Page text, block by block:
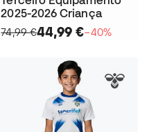
2025-2026 Criança
74,99 €44,99 €−40%